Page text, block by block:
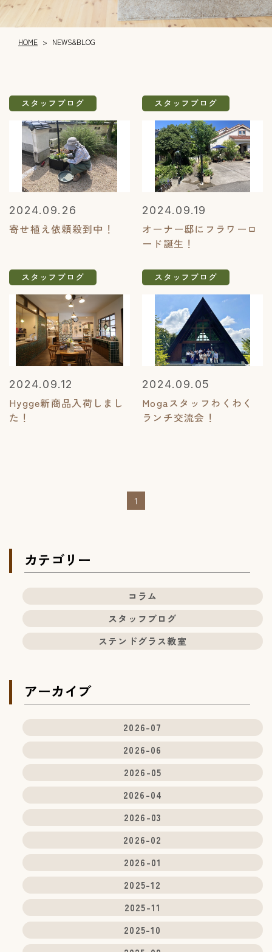
HOME > NEWS&BLOG
カテゴリー
コラム
スタッフブログ
ステンドグラス教室
アーカイブ
2026-07
2026-06
2026-05
2026-04
2026-03
2026-02
2026-01
2025-12
2025-11
2025-10
スタッフブログ
2024.09.26
寄せ植え依頼殺到中！
スタッフブログ
2024.09.19
オーナー邸にフラワーロ
ード誕生！
スタッフブログ
2024.09.12
Hygge新商品入荷しまし
た！
スタッフブログ
2024.09.05
Mogaスタッフわくわく
ランチ交流会！
1